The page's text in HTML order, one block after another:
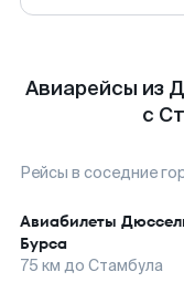
Авиарейсы из
с
Рейсы в соседние
Авиабилеты
Бурса
75 км до Стамбула